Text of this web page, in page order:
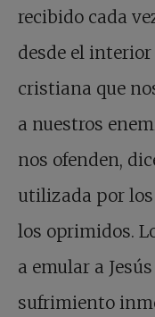
recibido cada
desde el
cristiana que
a nuestros
nos ofenden,
utilizada por los
los oprimidos.
a emular a
sufrimiento